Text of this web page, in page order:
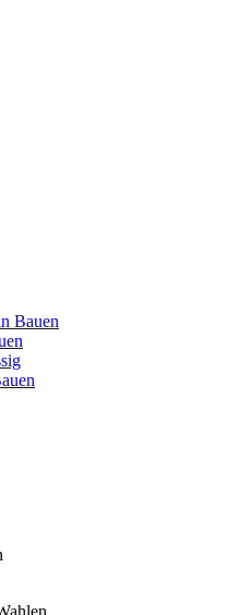
Bauen